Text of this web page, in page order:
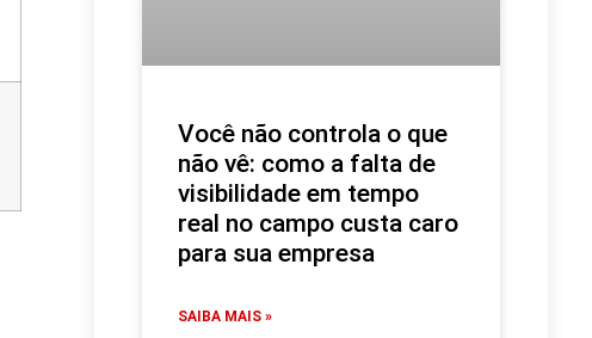
Você não controla o que
não vê: como a falta de
visibilidade em tempo
real no campo custa caro
para sua empresa
SAIBA MAIS »